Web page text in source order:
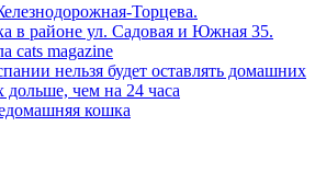
Торцева.
в районе ул. Садовая и Южная 35.
cats magazine
нельзя будет оставлять домашних
чем на 24 часа
кошка